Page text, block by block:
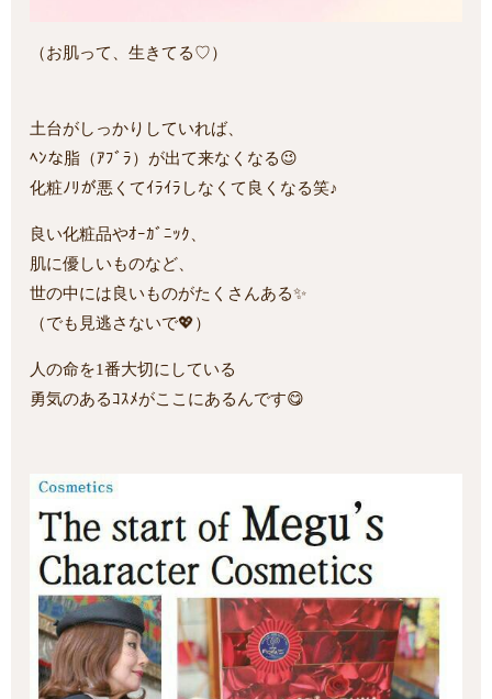
（お肌って、生きてる♡）
土台がしっかりしていれば、
ﾍﾝな脂（ｱﾌﾞﾗ）が出て来なくなる😉
化粧ﾉﾘが悪くてｲﾗｲﾗしなくて良くなる笑♪
良い化粧品やｵｰｶﾞﾆｯｸ、
肌に優しいものなど、
世の中には良いものがたくさんある✨
（でも見逃さないで💖）
人の命を1番大切にしている
勇気のあるｺｽﾒがここにあるんです😋